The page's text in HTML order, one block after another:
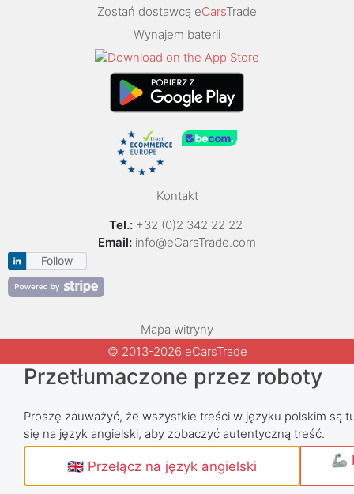
Zostań dostawcą eCarsTrade
Wynajem baterii
Kontakt
Tel.: +32 (0)2 342 22 22
Email: info@eCarsTrade.com
Follow
Mapa witryny
© 2013-2026 eCarsTrade
Przetłumaczone przez roboty
Proszę zauważyć, że wszystkie treści w języku polskim są
się na język angielski, aby zobaczyć autentyczną treść.
🇬🇧 Przełącz na język angielski 🦾